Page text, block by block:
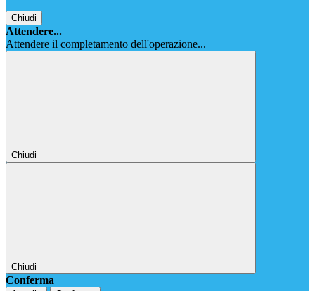
Chiudi
Attendere...
Attendere il completamento dell'operazione...
Chiudi
Chiudi
Conferma